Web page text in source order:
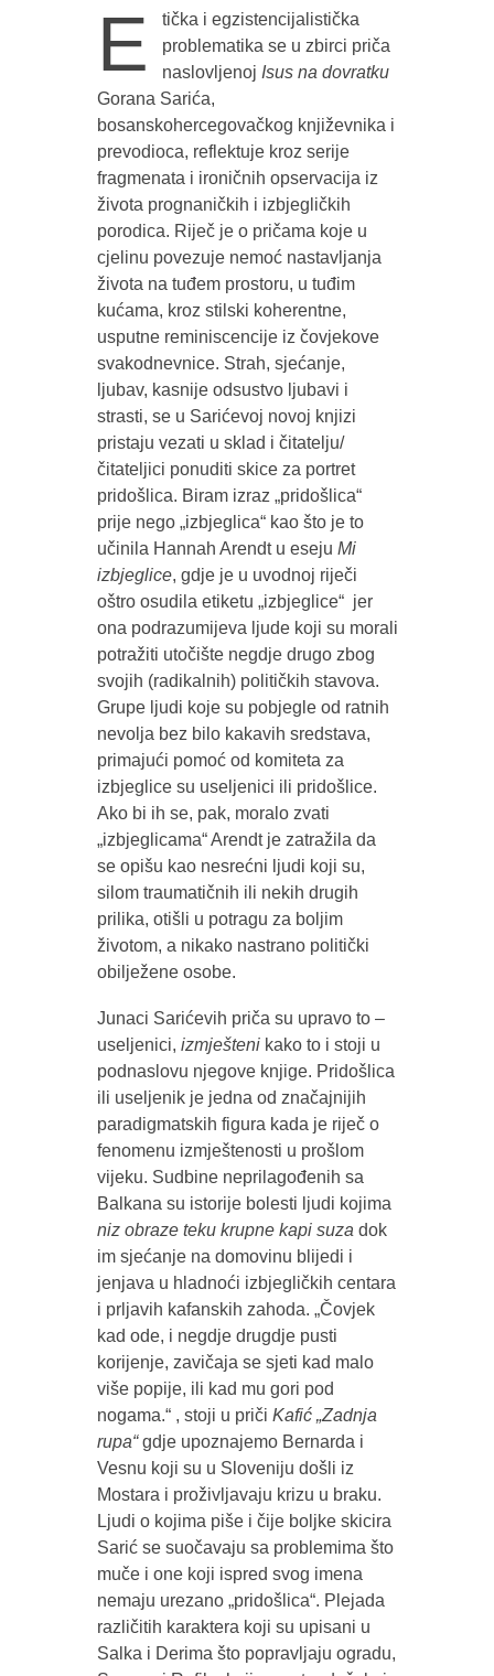
E
tička i egzistencijalistička
problematika se u zbirci priča
naslovljenoj Isus na dovratku
Gorana Sarića,
bosanskohercegovačkog književnika i
prevodioca, reflektuje kroz serije
fragmenata i ironičnih opservacija iz
života prognaničkih i izbjegličkih
porodica. Riječ je o pričama koje u
cjelinu povezuje nemoć nastavljanja
života na tuđem prostoru, u tuđim
kućama, kroz stilski koherentne,
usputne reminiscencije iz čovjekove
svakodnevnice. Strah, sjećanje,
ljubav, kasnije odsustvo ljubavi i
strasti, se u Sarićevoj novoj knjizi
pristaju vezati u sklad i čitatelju/
čitateljici ponuditi skice za portret
pridošlica. Biram izraz „pridošlica“
prije nego „izbjeglica“ kao što je to
učinila Hannah Arendt u eseju Mi
izbjeglice, gdje je u uvodnoj riječi
oštro osudila etiketu „izbjeglice“ jer
ona podrazumijeva ljude koji su morali
potražiti utočište negdje drugo zbog
svojih (radikalnih) političkih stavova.
Grupe ljudi koje su pobjegle od ratnih
nevolja bez bilo kakavih sredstava,
primajući pomoć od komiteta za
izbjeglice su useljenici ili pridošlice.
Ako bi ih se, pak, moralo zvati
„izbjeglicama“ Arendt je zatražila da
se opišu kao nesrećni ljudi koji su,
silom traumatičnih ili nekih drugih
prilika, otišli u potragu za boljim
životom, a nikako nastrano politički
obilježene osobe.
Junaci Sarićevih priča su upravo to –
useljenici, izmješteni kako to i stoji u
podnaslovu njegove knjige. Pridošlica
ili useljenik je jedna od značajnijih
paradigmatskih figura kada je riječ o
fenomenu izmještenosti u prošlom
vijeku. Sudbine neprilagođenih sa
Balkana su istorije bolesti ljudi kojima
niz obraze teku krupne kapi suza dok
im sjećanje na domovinu blijedi i
jenjava u hladnoći izbjegličkih centara
i prljavih kafanskih zahoda. „Čovjek
kad ode, i negdje drugdje pusti
korijenje, zavičaja se sjeti kad malo
više popije, ili kad mu gori pod
nogama.“ , stoji u priči Kafić „Zadnja
rupa“gdje upoznajemo Bernarda i
Vesnu koji su u Sloveniju došli iz
Mostara i proživljavaju krizu u braku.
Ljudi o kojima piše i čije boljke skicira
Sarić se suočavaju sa problemima što
muče i one koji ispred svog imena
nemaju urezano „pridošlica“. Plejada
različitih karaktera koji su upisani u
Salka i Derima što popravljaju ogradu,